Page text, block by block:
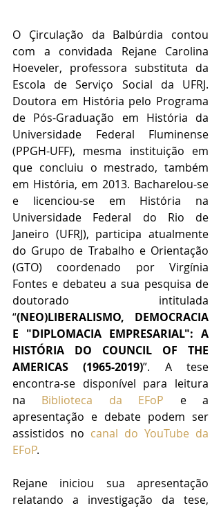
O Çirculação da Balbúrdia contou
com a convidada Rejane Carolina
Hoeveler, professora substituta da
Escola de Serviço Social da UFRJ.
Doutora em História pelo Programa
de Pós-Graduação em História da
Universidade Federal Fluminense
(PPGH-UFF), mesma instituição em
que concluiu o mestrado, também
em História, em 2013. Bacharelou-se
e licenciou-se em História na
Universidade Federal do Rio de
Janeiro (UFRJ), participa atualmente
do Grupo de Trabalho e Orientação
(GTO) coordenado por Virgínia
Fontes e debateu a sua pesquisa de
doutorado intitulada
“(NEO)LIBERALISMO, DEMOCRACIA
E "DIPLOMACIA EMPRESARIAL": A
HISTÓRIA DO COUNCIL OF THE
AMERICAS (1965-2019)”. A tese
encontra-se disponível para leitura
na Biblioteca da EFoP e a
apresentação e debate podem ser
assistidos no canal do YouTube da
EFoP.
Rejane iniciou sua apresentação
relatando a investigação da tese,